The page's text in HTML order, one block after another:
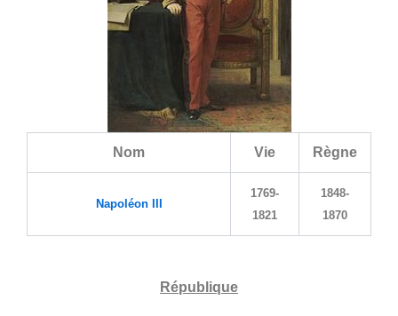
Nom Vie Règne
Napoléon III
1769-
1821
1848-
1870
République